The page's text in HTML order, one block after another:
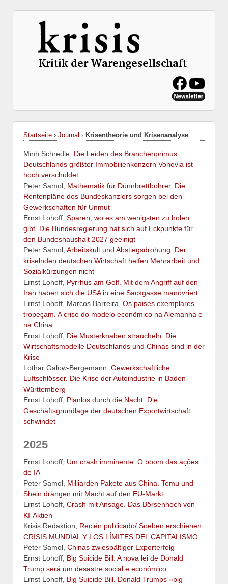
Startseite › Journal › Krisentheorie und Krisenanalyse
Minh Schredle, Die Leiden des Branchenprimus.
Deutschlands größter Immobilienkonzern Vonovia ist
hoch verschuldet
Peter Samol, Mathematik für Dünnbrettbohrer. Die
Rentenpläne des Bundeskanzlers sorgen bei den
Gewerkschaften für Unmut
Ernst Lohoff, Sparen, wo es am wenigsten zu holen
gibt. Die Bundesregierung hat sich auf Eckpunkte für
den Bundeshaushalt 2027 geeinigt
Peter Samol, Arbeitskult und Abstiegsdrohung. Der
kriselnden deutschen Wirtschaft helfen Mehrarbeit und
Sozialkürzungen nicht
Ernst Lohoff, Pyrrhus am Golf. Mit dem Angriff auf den
Iran haben sich die USA in eine Sackgasse manövriert
Ernst Lohoff, Marcos Barreira, Os paises exemplares
tropeçam. A crise do modelo econômico na Alemanha e
na China
Ernst Lohoff, Die Musterknaben straucheln. Die
Wirtschaftsmodelle Deutschlands und Chinas sind in der
Krise
Lothar Galow-Bergemann, Gewerkschaftliche
Luftschlösser. Die Krise der Autoindustrie in Baden-
Württemberg
Ernst Lohoff, Planlos durch die Nacht. Die
Geschäftsgrundlage der deutschen Exportwirtschaft
schwindet
2025
Ernst Lohoff, Um crash imminente. O boom das ações
de IA
Peter Samol, Milliarden Pakete aus China. Temu und
Shein drängen mit Macht auf den EU-Markt
Ernst Lohoff, Crash mit Ansage. Das Börsenhoch von
KI-Aktien
Krisis Redaktion, Recién publicado/ Soeben erschienen:
CRISIS MUNDIAL Y LOS LÍMITES DEL CAPITALISMO
Peter Samol, Chinas zwiespältiger Exporterfolg
Ernst Lohoff, Big Suicide Bill. A nova lei de Donald
Trump será um desastre social e econômico
Ernst Lohoff, Big Suicide Bill. Donald Trumps »big